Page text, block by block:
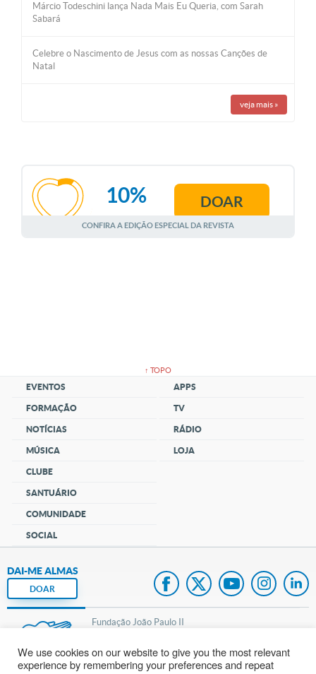
Márcio Todeschini lança Nada Mais Eu Queria, com Sarah
Sabará
Celebre o Nascimento de Jesus com as nossas Canções de
Natal
veja mais »
AGOSTO
10% DOAR
CONFIRA A EDIÇÃO ESPECIAL DA REVISTA
↑ TOPO
EVENTOS
FORMAÇÃO
NOTÍCIAS
MÚSICA
CLUBE
SANTUÁRIO
COMUNIDADE
SOCIAL
APPS
TV
RÁDIO
LOJA
DAI-ME ALMAS
DOAR
Fundação João Paulo II
Pedido de Oração
We use cookies on our website to give you the most relevant
experience by remembering your preferences and repeat